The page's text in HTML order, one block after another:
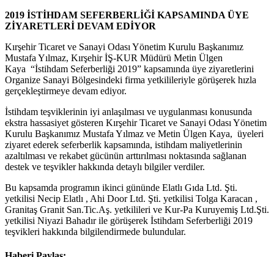
2019 İSTİHDAM SEFERBERLİĞİ KAPSAMINDA ÜYE
ZİYARETLERİ DEVAM EDİYOR
Kırşehir Ticaret ve Sanayi Odası Yönetim Kurulu Başkanımız
Mustafa Yılmaz, Kırşehir İŞ-KUR Müdürü Metin Ülgen
Kaya “İstihdam Seferberliği 2019” kapsamında üye ziyaretlerini
Organize Sanayi Bölgesindeki firma yetkilileriyle görüşerek hızla
gerçekleştirmeye devam ediyor.
İstihdam teşviklerinin iyi anlaşılması ve uygulanması konusunda
ekstra hassasiyet gösteren Kırşehir Ticaret ve Sanayi Odası Yönetim
Kurulu Başkanımız Mustafa Yılmaz ve Metin Ülgen Kaya, üyeleri
ziyaret ederek seferberlik kapsamında, istihdam maliyetlerinin
azaltılması ve rekabet gücünün arttırılması noktasında sağlanan
destek ve teşvikler hakkında detaylı bilgiler verdiler.
Bu kapsamda programın ikinci gününde Elatlı Gıda Ltd. Şti.
yetkilisi Necip Elatlı , Ahi Door Ltd. Şti. yetkilisi Tolga Karacan ,
Granitaş Granit San.Tic.Aş. yetkilileri ve Kur-Pa Kuruyemiş Ltd.Şti.
yetkilisi Niyazi Bahadır ile görüşerek İstihdam Seferberliği 2019
teşvikleri hakkında bilgilendirmede bulundular.